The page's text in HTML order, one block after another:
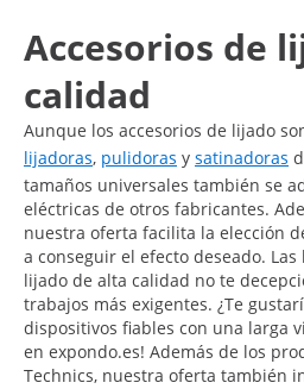
Accesorios de
calidad
Aunque los accesorios de lijado
lijadoras, pulidoras y satinadoras
tamaños universales también se
eléctricas de otros fabricantes.
nuestra oferta facilita la elección
a conseguir el efecto deseado.
lijado de alta calidad no te
trabajos más exigentes. ¿Te
dispositivos fiables con una larga
en expondo.es! Además de los
Technics, nuestra oferta también